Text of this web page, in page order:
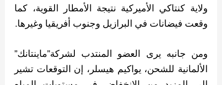
ولاية كنتاكي الأميركية نتيجة الأمطار القوية، كما
وقعت فيضانات في البرازيل وجنوب أفريقيا وغيرها.
ومن جانبه يرى العضو المنتدب لشركة”ماينتانك”
الألمانية للشحن، يواكيم هيسلر، إن التوقعات تشير